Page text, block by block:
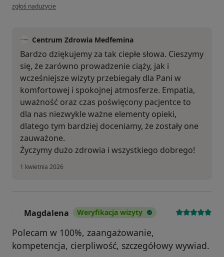
w opinii użytkownika IMM
zgłoś nadużycie
Centrum Zdrowia Medfemina
Bardzo dziękujemy za tak ciepłe słowa. Cieszymy
się, że zarówno prowadzenie ciąży, jak i
wcześniejsze wizyty przebiegały dla Pani w
komfortowej i spokojnej atmosferze. Empatia,
uważność oraz czas poświęcony pacjentce to
dla nas niezwykle ważne elementy opieki,
dlatego tym bardziej doceniamy, że zostały one
zauważone.
Życzymy dużo zdrowia i wszystkiego dobrego!
1 kwietnia 2026
Magdalena Weryfikacja wizyty
Polecam w 100%, zaangażowanie,
kompetencja, cierpliwość, szczegółowy wywiad.